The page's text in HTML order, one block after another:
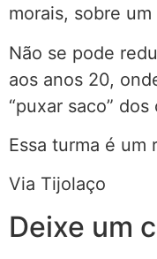
morais, sobre um
Não se pode
aos anos 20,
“puxar saco”
Essa turma é um
Via Tijolaço
Deixe um